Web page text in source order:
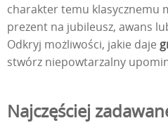
charakter temu klasycznemu
prezent na jubileusz, awans
Odkryj możliwości, jakie daje
stwórz niepowtarzalny
Najczęściej